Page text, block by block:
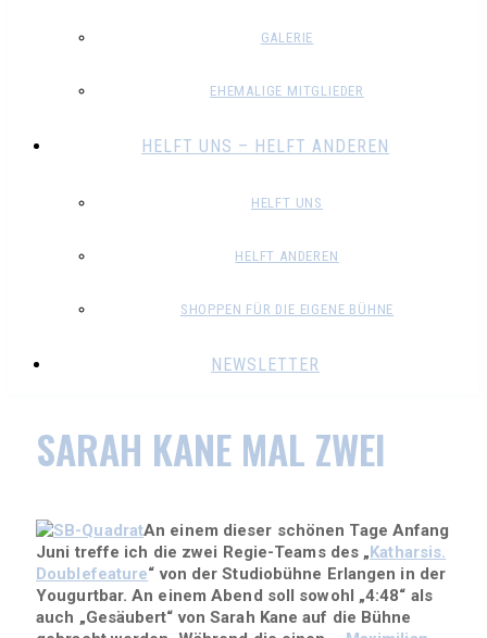
GALERIE
EHEMALIGE MITGLIEDER
HELFT UNS – HELFT ANDEREN
HELFT UNS
HELFT ANDEREN
SHOPPEN FÜR DIE EIGENE BÜHNE
NEWSLETTER
SARAH KANE MAL ZWEI
An einem die­ser schö­nen Tage Anfang
Juni treffe ich die zwei Regie-Teams des „Kathar­sis.
Dou­ble­fea­ture“ von der Stu­dio­bühne Erlan­gen in der
You­gurt­bar. An einem Abend soll sowohl „4:48“ als
auch „Gesäu­bert“ von Sarah Kane auf die Bühne